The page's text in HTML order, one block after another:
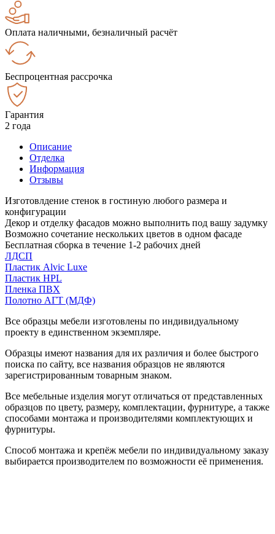
Оплата наличными, безналичный расчёт
Беспроцентная рассрочка
Гарантия
2 года
Описание
Отделка
Информация
Отзывы
Изготовлдение стенок в гостиную любого размера и
конфигурации
Декор и отделку фасадов можно выполнить под вашу задумку
Возможно сочетание нескольких цветов в одном фасаде
Бесплатная сборка в течение 1-2 рабочих дней
ЛДСП
Пластик Alvic Luxe
Пластик HPL
Пленка ПВХ
Полотно АГТ (МДФ)
Все образцы мебели изготовлены по индивидуальному
проекту в единственном экземпляре.
Образцы имеют названия для их различия и более быстрого
поиска по сайту, все названия образцов не являются
зарегистрированным товарным знаком.
Все мебельные изделия могут отличаться от представленных
образцов по цвету, размеру, комплектации, фурнитуре, а также
способами монтажа и производителями комплектующих и
фурнитуры.
Способ монтажа и крепёж мебели по индивидуальному заказу
выбирается производителем по возможности её применения.